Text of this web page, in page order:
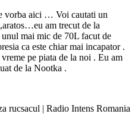
vorba aici … Voi cautati un
am trecut de la
mai mic de 70L facut de
ca este chiar mai incapator .
pe piata de la noi . Eu am
de la Nootka .
rucsacul | Radio Intens Romania